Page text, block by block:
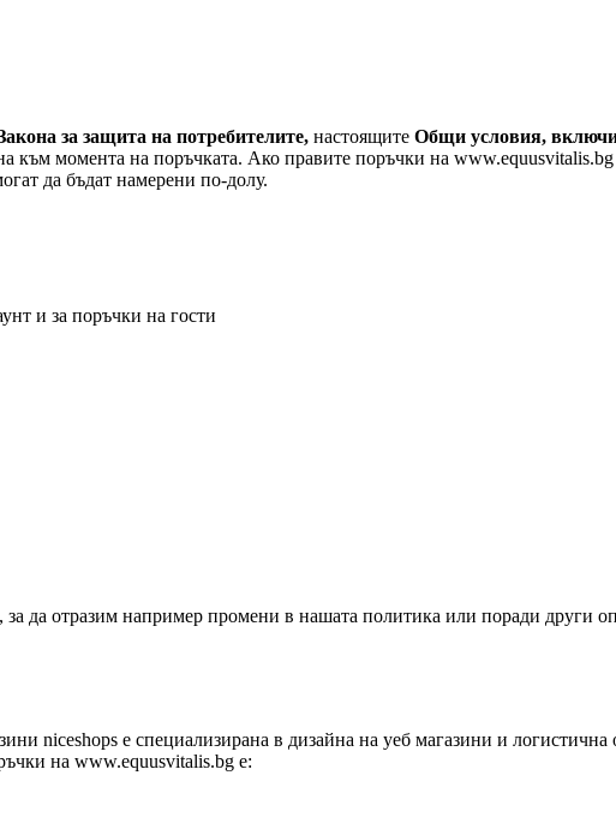
за защита на потребителите, настоящите Общи условия,
момента на поръчката. Ако правите поръчки на www.equusvitalis.bg
да бъдат намерени по-долу.
и за поръчки на гости
да отразим например промени в нашата политика или поради други
niceshops е специализирана в дизайна на уеб магазини и логистична
на www.equusvitalis.bg е: